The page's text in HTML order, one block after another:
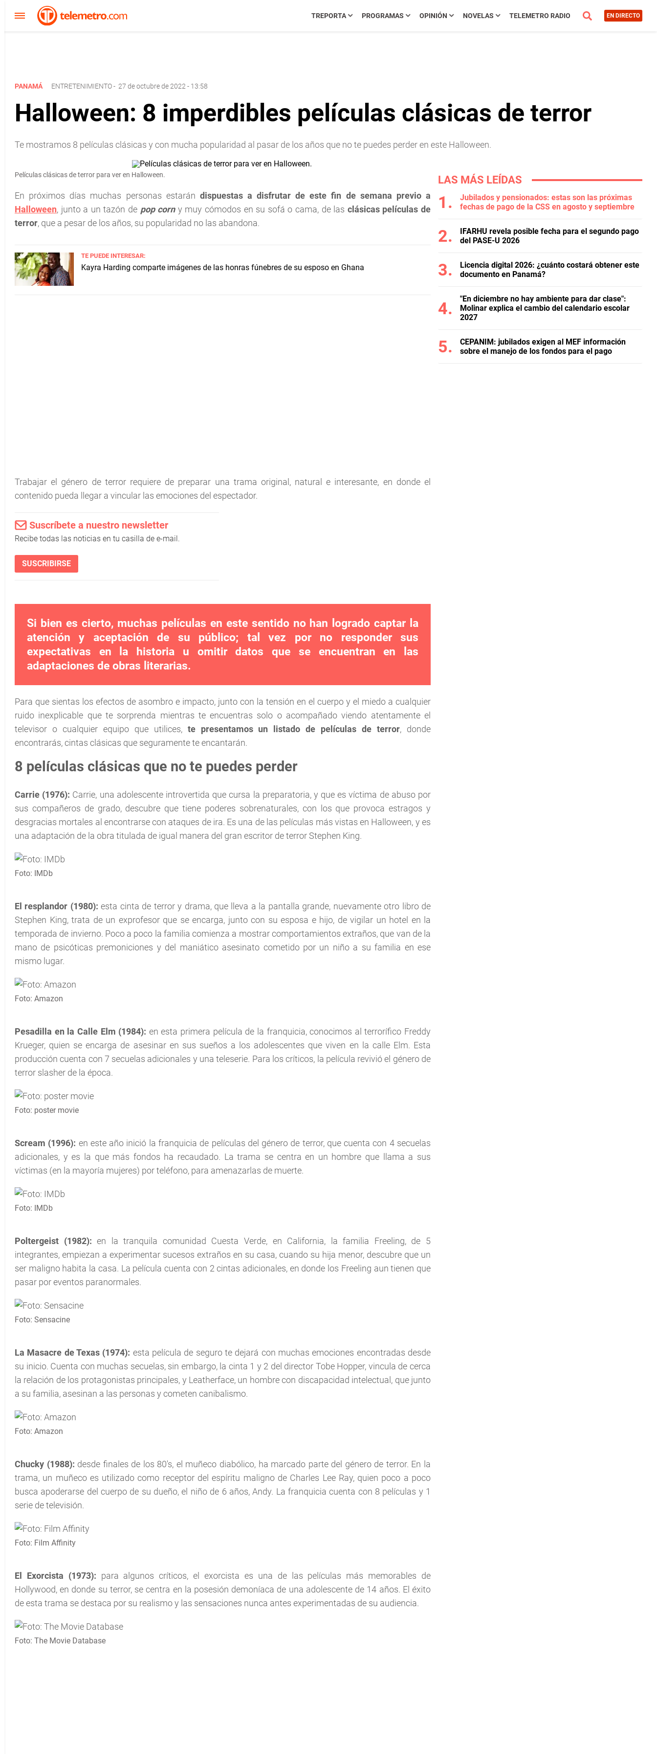
TREPORTA PROGRAMAS OPINIÓN NOVELAS TELEMETRO RADIO EN DIRECTO
PANAMÁ ENTRETENIMIENTO- 27 de octubre de 2022 - 13:58
Halloween: 8 imperdibles películas clásicas de terror
Te mostramos 8 películas clásicas y con mucha popularidad al pasar de los años que no te puedes perder en este Halloween.
Películas clásicas de terror para ver en Halloween.
En próximos días muchas personas estarán dispuestas a disfrutar de este fin de semana previo a
Halloween, junto a un tazón de pop corn y muy cómodos en su sofá o cama, de las clásicas películas de
terror, que a pesar de los años, su popularidad no las abandona.
TE PUEDE INTERESAR:
Kayra Harding comparte imágenes de las honras fúnebres de su esposo en Ghana
Trabajar el género de terror requiere de preparar una trama original, natural e interesante, en donde el
contenido pueda llegar a vincular las emociones del espectador.
Suscríbete a nuestro newsletter
Recibe todas las noticias en tu casilla de e-mail.
SUSCRIBIRSE
Si bien es cierto, muchas películas en este sentido no han logrado captar la
atención y aceptación de su público; tal vez por no responder sus
expectativas en la historia u omitir datos que se encuentran en las
adaptaciones de obras literarias.
Para que sientas los efectos de asombro e impacto, junto con la tensión en el cuerpo y el miedo a cualquier
ruido inexplicable que te sorprenda mientras te encuentras solo o acompañado viendo atentamente el
televisor o cualquier equipo que utilices, te presentamos un listado de películas de terror, donde
encontrarás, cintas clásicas que seguramente te encantarán.
8 películas clásicas que no te puedes perder
Carrie (1976): Carrie, una adolescente introvertida que cursa la preparatoria, y que es víctima de abuso por
sus compañeros de grado, descubre que tiene poderes sobrenaturales, con los que provoca estragos y
desgracias mortales al encontrarse con ataques de ira. Es una de las películas más vistas en Halloween, y es
una adaptación de la obra titulada de igual manera del gran escritor de terror Stephen King.
Foto: IMDb
El resplandor (1980):esta cinta de terror y drama, que lleva a la pantalla grande, nuevamente otro libro de
Stephen King, trata de un exprofesor que se encarga, junto con su esposa e hijo, de vigilar un hotel en la
temporada de invierno. Poco a poco la familia comienza a mostrar comportamientos extraños, que van de la
mano de psicóticas premoniciones y del maniático asesinato cometido por un niño a su familia en ese
mismo lugar.
Foto: Amazon
Pesadilla en la Calle Elm (1984): en esta primera película de la franquicia, conocimos al terrorífico Freddy
Krueger, quien se encarga de asesinar en sus sueños a los adolescentes que viven en la calle Elm. Esta
producción cuenta con 7 secuelas adicionales y una teleserie. Para los críticos, la película revivió el género de
terror slasher de la época.
Foto: poster movie
Scream (1996): en este año inició la franquicia de películas del género de terror, que cuenta con 4 secuelas
adicionales, y es la que más fondos ha recaudado. La trama se centra en un hombre que llama a sus
víctimas (en la mayoría mujeres) por teléfono, para amenazarlas de muerte.
Foto: IMDb
Poltergeist (1982):en la tranquila comunidad Cuesta Verde, en California, la familia Freeling, de 5
integrantes, empiezan a experimentar sucesos extraños en su casa, cuando su hija menor, descubre que un
ser maligno habita la casa. La película cuenta con 2 cintas adicionales, en donde los Freeling aun tienen que
pasar por eventos paranormales.
Foto: Sensacine
La Masacre de Texas (1974): esta película de seguro te dejará con muchas emociones encontradas desde
su inicio. Cuenta con muchas secuelas, sin embargo, la cinta 1 y 2 del director Tobe Hopper, vincula de cerca
la relación de los protagonistas principales, y Leatherface, un hombre con discapacidad intelectual, que junto
a su familia, asesinan a las personas y cometen canibalismo.
Foto: Amazon
Chucky (1988): desde finales de los 80's, el muñeco diabólico, ha marcado parte del género de terror. En la
trama, un muñeco es utilizado como receptor del espíritu maligno de Charles Lee Ray, quien poco a poco
busca apoderarse del cuerpo de su dueño, el niño de 6 años, Andy. La franquicia cuenta con 8 películas y 1
serie de televisión.
Foto: Film Affinity
El Exorcista (1973): para algunos críticos, el exorcista es una de las películas más memorables de
Hollywood, en donde su terror, se centra en la posesión demoníaca de una adolescente de 14 años. El éxito
de esta trama se destaca por su realismo y las sensaciones nunca antes experimentadas de su audiencia.
Foto: The Movie Database
LAS MÁS LEÍDAS
Jubilados y pensionados: estas son las próximas
fechas de pago de la CSS en agosto y septiembre
IFARHU revela posible fecha para el segundo pago
del PASE-U 2026
Licencia digital 2026: ¿cuánto costará obtener este
documento en Panamá?
"En diciembre no hay ambiente para dar clase":
Molinar explica el cambio del calendario escolar
2027
CEPANIM: jubilados exigen al MEF información
sobre el manejo de los fondos para el pago